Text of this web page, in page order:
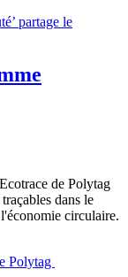
de Polytag
dans le
circulaire.